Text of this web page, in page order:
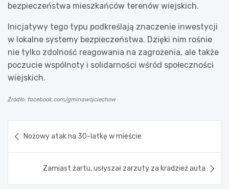
bezpieczeństwa mieszkańców terenów wiejskich.
Inicjatywy tego typu podkreślają znaczenie inwestycji
w lokalne systemy bezpieczeństwa. Dzięki nim rośnie
nie tylko zdolność reagowania na zagrożenia, ale także
poczucie wspólnoty i solidarności wśród społeczności
wiejskich.
Źródło: facebook.com/gminawojciechow
wpisu
Nożowy atak na 30-latkę w mieście
Zamiast żartu, usłyszał zarzuty za kradzież auta